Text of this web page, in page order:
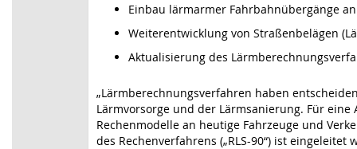
Einbau lärmarmer Fahrbahnübergänge
Weiterentwicklung von Straßenbelägen
Aktualisierung des
„Lärmberechnungsverfahren haben
Lärmvorsorge und der Lärmsanierung. Für
Rechenmodelle an heutige Fahrzeuge und
des Rechenverfahrens („RLS-90“) ist